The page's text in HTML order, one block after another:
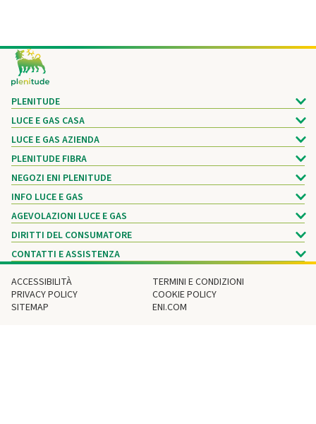
Footer
PLENITUDE
LUCE E GAS CASA
LUCE E GAS AZIENDA
PLENITUDE FIBRA
NEGOZI ENI PLENITUDE
INFO LUCE E GAS
AGEVOLAZIONI LUCE E GAS
DIRITTI DEL CONSUMATORE
CONTATTI E ASSISTENZA
ACCESSIBILITÀ
TERMINI E CONDIZIONI
PRIVACY POLICY
COOKIE POLICY
SITEMAP
ENI.COM